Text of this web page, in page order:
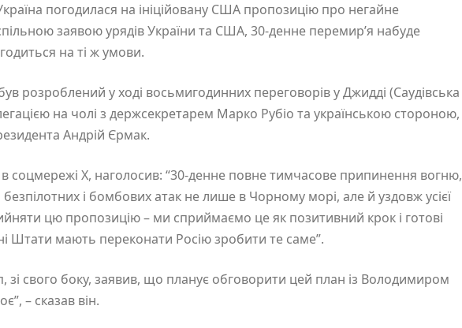
погодилася на ініційовану США пропозицію про негайне
заявою урядів України та США, 30-денне перемир’я набуде
на ті ж умови.
розроблений у ході восьмигодинних переговорів у Джидді (Саудівська
на чолі з держсекретарем Марко Рубіо та українською стороною,
Андрій Єрмак.
соцмережі X, наголосив: “30-денне повне тимчасове припинення вогню,
і бомбових атак не лише в Чорному морі, але й уздовж усієї
цю пропозицію – ми сприймаємо це як позитивний крок і готові
Штати мають переконати Росію зробити те саме”.
свого боку, заявив, що планує обговорити цей план із Володимиром
– сказав він.